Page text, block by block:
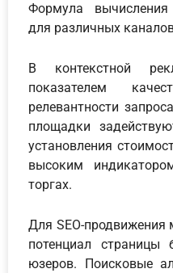
Формула вычисления
для различных
В контекстной
показателем
релевантности
площадки
установления
высоким
торгах.
Для SEO-продвижения
потенциал страницы
юзеров. Поисковые